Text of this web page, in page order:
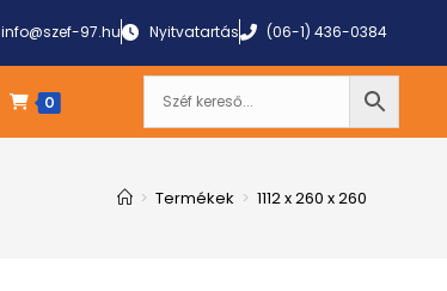
info@szef-97.hu Nyitvatartás (06-1) 436-0384
0
> Termékek > 1112 x 260 x 260